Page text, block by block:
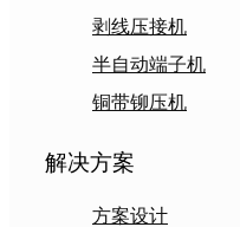
剥线压接机
半自动端子机
铜带铆压机
解决方案
方案设计